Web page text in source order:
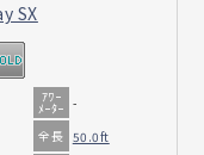
SX
ｱﾜｰ
ﾒｰﾀｰ -
全長 50.0ft